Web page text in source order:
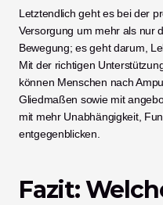
Letztendlich geht es bei der
Versorgung um mehr als nur
Bewegung; es geht darum,
Mit der richtigen
können Menschen nach
Gliedmaßen sowie mit
mit mehr Unabhängigkeit,
entgegenblicken.
Fazit: